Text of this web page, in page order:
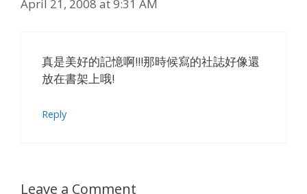
April 21, 2008 at 9:31 AM
真是美好的記憶啊!!!那時候寫的社誌好像還
放在書架上哦!
Reply
Leave a Comment